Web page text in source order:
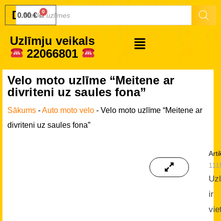
Druku.lv
0.00€
Uzlīmju veikals
22066801
Velo moto uzlīme “Meitene ar
divriteni uz saules fona”
Sākums -Auto moto velo - Velo moto uzlīme “Meitene ar
divriteni uz saules fona”
ir